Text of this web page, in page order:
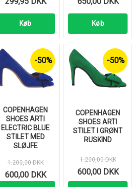
Køb Køb
COPENHAGEN
SHOES ARTI
ELECTRIC BLUE
STILET MED
SLØJFE
1.200,00 DKK
600,00 DKK
-50%
COPENHAGEN
SHOES ARTI
STILET I GRØNT
RUSKIND
1.200,00 DKK
600,00 DKK
-50%